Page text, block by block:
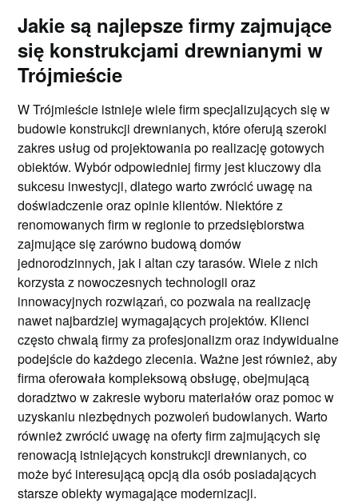
Jakie są najlepsze firmy zajmujące
się konstrukcjami drewnianymi w
Trójmieście
W Trójmieście istnieje wiele firm specjalizujących się w
budowie konstrukcji drewnianych, które oferują szeroki
zakres usług od projektowania po realizację gotowych
obiektów. Wybór odpowiedniej firmy jest kluczowy dla
sukcesu inwestycji, dlatego warto zwrócić uwagę na
doświadczenie oraz opinie klientów. Niektóre z
renomowanych firm w regionie to przedsiębiorstwa
zajmujące się zarówno budową domów
jednorodzinnych, jak i altan czy tarasów. Wiele z nich
korzysta z nowoczesnych technologii oraz
innowacyjnych rozwiązań, co pozwala na realizację
nawet najbardziej wymagających projektów. Klienci
często chwalą firmy za profesjonalizm oraz indywidualne
podejście do każdego zlecenia. Ważne jest również, aby
firma oferowała kompleksową obsługę, obejmującą
doradztwo w zakresie wyboru materiałów oraz pomoc w
uzyskaniu niezbędnych pozwoleń budowlanych. Warto
również zwrócić uwagę na oferty firm zajmujących się
renowacją istniejących konstrukcji drewnianych, co
może być interesującą opcją dla osób posiadających
starsze obiekty wymagające modernizacji.